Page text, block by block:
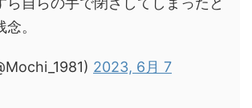
。
2023, 6月 7